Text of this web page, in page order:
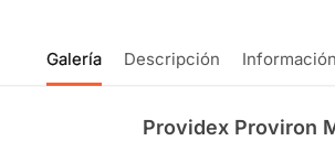
Galería Descripción
Providex Proviron